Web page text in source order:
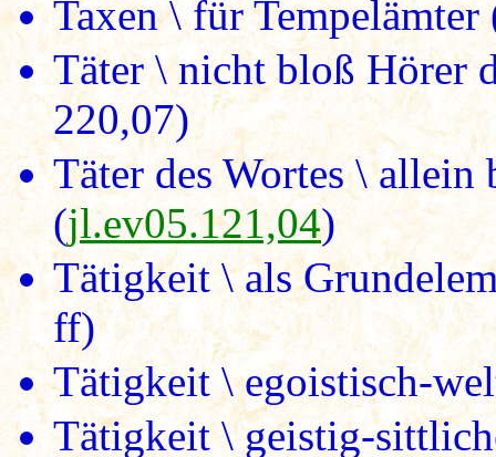
Taxen \ für Tempelämter
Täter \ nicht bloß Hörer
220,07)
Täter des Wortes \ allein
(jl.ev05.121,04)
Tätigkeit \ als
ff)
Tätigkeit \ egoistisch-
Tätigkeit \ geistig-